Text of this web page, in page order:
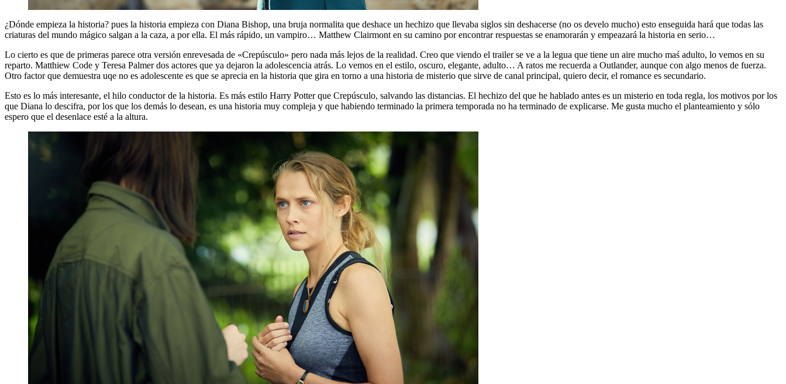
¿Dónde empieza la historia? pues la historia empieza con Diana Bishop, una bruja normalita que deshace un hechizo que llevaba siglos sin deshacerse (no os develo mucho) esto enseguida hará que todas las
criaturas del mundo mágico salgan a la caza, a por ella. El más rápido, un vampiro… Matthew Clairmont en su camino por encontrar respuestas se enamorarán y empeazará la historia en serio…
Lo cierto es que de primeras parece otra versión enrevesada de «Crepúsculo» pero nada más lejos de la realidad. Creo que viendo el trailer se ve a la legua que tiene un aire mucho maś adulto, lo vemos en su
reparto. Matthiew Code y Teresa Palmer dos actores que ya dejaron la adolescencia atrás. Lo vemos en el estilo, oscuro, elegante, adulto… A ratos me recuerda a Outlander, aunque con algo menos de fuerza.
Otro factor que demuestra uqe no es adolescente es que se aprecia en la historia que gira en torno a una historia de misterio que sirve de canal principal, quiero decir, el romance es secundario.
Esto es lo más interesante, el hilo conductor de la historia. Es más estilo Harry Potter que Crepúsculo, salvando las distancias. El hechizo del que he hablado antes es un misterio en toda regla, los motivos por los
que Diana lo descifra, por los que los demás lo desean, es una historia muy compleja y que habiendo terminado la primera temporada no ha terminado de explicarse. Me gusta mucho el planteamiento y sólo
espero que el desenlace esté a la altura.